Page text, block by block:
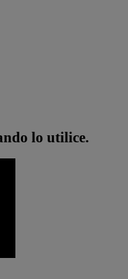
lo utilice.